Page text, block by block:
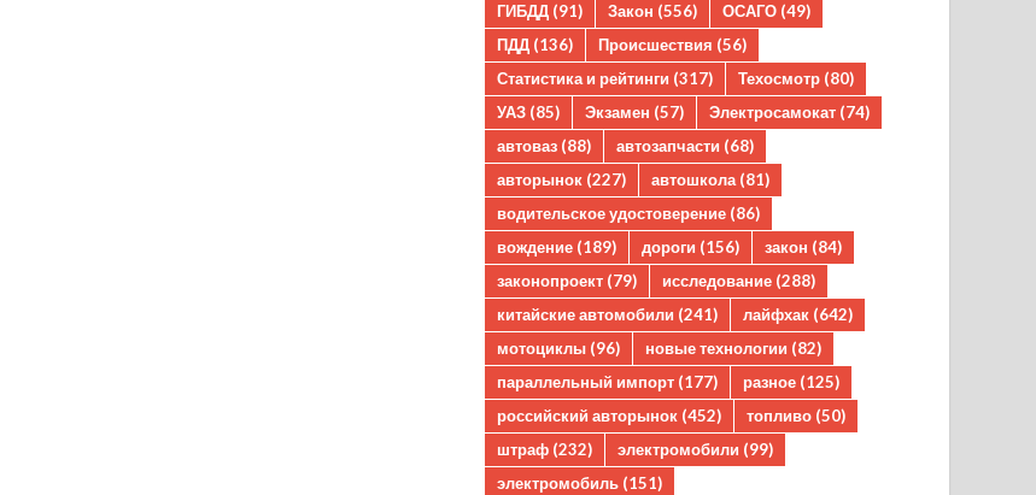
ГИБДД (91) Закон (556) ОСАГО (49)
ПДД (136) Происшествия (56)
Статистика и рейтинги (317) Техосмотр (80)
УАЗ (85) Экзамен (57) Электросамокат (74)
автоваз (88) автозапчасти (68)
авторынок (227) автошкола (81)
водительское удостоверение (86)
вождение (189) дороги (156) закон (84)
законопроект (79) исследование (288)
китайские автомобили (241) лайфхак (642)
мотоциклы (96) новые технологии (82)
параллельный импорт (177) разное (125)
российский авторынок (452) топливо (50)
штраф (232) электромобили (99)
электромобиль (151)